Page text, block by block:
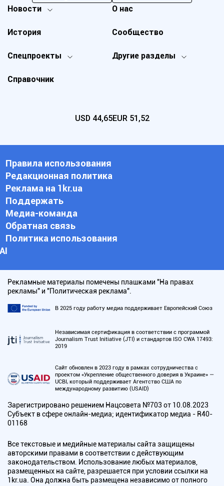
Новости
Спецпроекты Другие разделы
История
О нас
Справочник
Сообщество
USD 44,65EUR 51,52
Правила использования
Редакционная политика
Реклама на 1kr.ua
Поддержать
Медиа-команда
Обратная связь
Политика использования
АI
Рекламные материалы помечены плашками "На правах
рекламы" и "Политическая реклама".
В 2025 году работу медиа поддерживает Европейский Союз
Независимая сертификация в соответствии с программой
Journalism Trust Initiative (JTI) и стандартов ISO CWA 17493:
2019
Сайт обновлен в 2023 году в рамках сотрудничества с
проектом «Укрепление общественного доверия в Украине» —
UCBI, который поддерживает Агентство США по
международному развитию (USAID)
Зарегистрировано решением Нацсовета №703 от 10.08.2023
Субъект в сфере онлайн-медиа; идентификатор медиа - R40-
01168
Все текстовые и медийные материалы сайта защищены
авторскими правами в соответствии с действующим
законодательством. Использование любых материалов,
размещенных на сайте, разрешается при условии ссылки на
1kr.ua. Она должна быть размещена независимо от полного